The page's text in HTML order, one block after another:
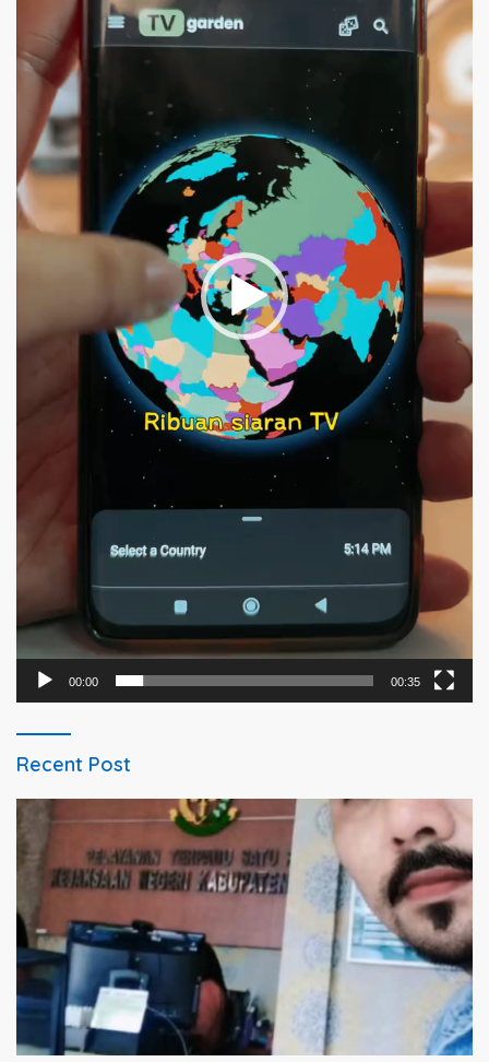
00:00 00:35
Recent Post